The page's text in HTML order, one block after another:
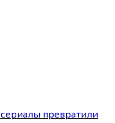
превратили